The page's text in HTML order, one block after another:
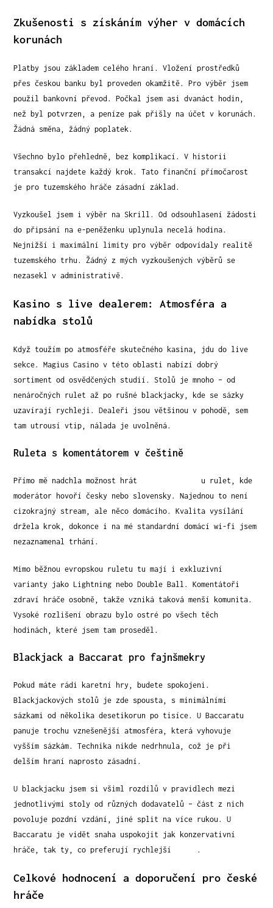
Zkušenosti s získáním výher v domácích
korunách
Platby jsou základem celého hraní. Vložení prostředků
přes českou banku byl proveden okamžitě. Pro výběr jsem
použil bankovní převod. Počkal jsem asi dvanáct hodin,
než byl potvrzen, a peníze pak přišly na účet v korunách.
Žádná směna, žádný poplatek.
Všechno bylo přehledně, bez komplikací. V historii
transakcí najdete každý krok. Tato finanční přímočarost
je pro tuzemského hráče zásadní základ.
Vyzkoušel jsem i výběr na Skrill. Od odsouhlasení žádosti
do připsání na e-peněženku uplynula necelá hodina.
Nejnižší i maximální limity pro výběr odpovídaly realitě
tuzemského trhu. Žádný z mých vyzkoušených výběrů se
nezasekl v administrativě.
Kasino s live dealerem: Atmosféra a
nabídka stolů
Když toužím po atmosféře skutečného kasina, jdu do live
sekce. Magius Casino v této oblasti nabízí dobrý
sortiment od osvědčených studií. Stolů je mnoho – od
nenáročných rulet až po rušné blackjacky, kde se sázky
uzavírají rychleji. Dealeři jsou většinou v pohodě, sem
tam utrousí vtip, nálada je uvolněná.
Ruleta s komentátorem v češtině
Přímo mě nadchla možnost hrát
u rulet, kde
moderátor hovoří česky nebo slovensky. Najednou to není
cizokrajný stream, ale něco domácího. Kvalita vysílání
držela krok, dokonce i na mé standardní domácí wi-fi jsem
nezaznamenal trhání.
Mimo běžnou evropskou ruletu tu mají i exkluzivní
varianty jako Lightning nebo Double Ball. Komentátoři
zdraví hráče osobně, takže vzniká taková menší komunita.
Vysoké rozlišení obrazu bylo ostré po všech těch
hodinách, které jsem tam proseděl.
Blackjack a Baccarat pro fajnšmekry
Pokud máte rádi karetní hry, budete spokojeni.
Blackjackových stolů je zde spousta, s minimálními
sázkami od několika desetikorun po tisíce. U Baccaratu
panuje trochu vznešenější atmosféra, která vyhovuje
vyšším sázkám. Technika nikde nedrhnula, což je při
delším hraní naprosto zásadní.
U blackjacku jsem si všiml rozdílů v pravidlech mezi
jednotlivými stoly od různých dodavatelů – část z nich
povoluje pozdní vzdání, jiné split na více rukou. U
Baccaratu je vidět snaha uspokojit jak konzervativní
hráče, tak ty, co preferují rychlejší
.
Celkové hodnocení a doporučení pro české
hráče